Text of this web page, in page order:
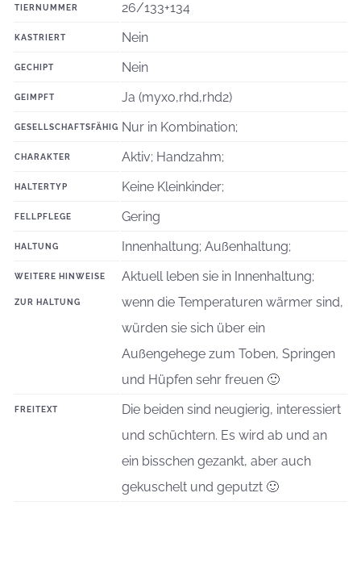
TIERNUMMER 26/133+134
KASTRIERT Nein
GECHIPT Nein
GEIMPFT Ja (myxo,rhd,rhd2)
GESELLSCHAFTSFÄHIG Nur in Kombination;
CHARAKTER Aktiv; Handzahm;
HALTERTYP Keine Kleinkinder;
FELLPFLEGE Gering
HALTUNG Innenhaltung; Außenhaltung;
WEITERE HINWEISE
ZUR HALTUNG
Aktuell leben sie in Innenhaltung;
wenn die Temperaturen wärmer sind,
würden sie sich über ein
Außengehege zum Toben, Springen
und Hüpfen sehr freuen 🙂
FREITEXT
Die beiden sind neugierig, interessiert
und schüchtern. Es wird ab und an
ein bisschen gezankt, aber auch
gekuschelt und geputzt 🙂